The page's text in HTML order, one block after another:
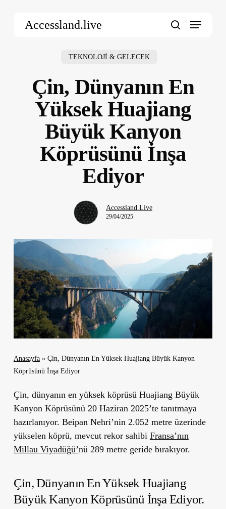
Accessland.live Menu
TEKNOLOJİ & GELECEK
Çin, Dünyanın En
Yüksek Huajiang
Büyük Kanyon
Köprüsünü İnşa
Ediyor
Accessland.Live
29/04/2025
Anasayfa» Çin, Dünyanın En Yüksek Huajiang Büyük Kanyon
Köprüsünü İnşa Ediyor
Çin, dünyanın en yüksek köprüsü Huajiang Büyük
Kanyon Köprüsünü 20 Haziran 2025’te tanıtmaya
hazırlanıyor. Beipan Nehri’nin 2.052 metre üzerinde
yükselen köprü, mevcut rekor sahibi Fransa’nın
Millau Viyadüğü’nü 289 metre geride bırakıyor.
Çin, Dünyanın En Yüksek Huajiang
Büyük Kanyon Köprüsünü İnşa Ediyor.